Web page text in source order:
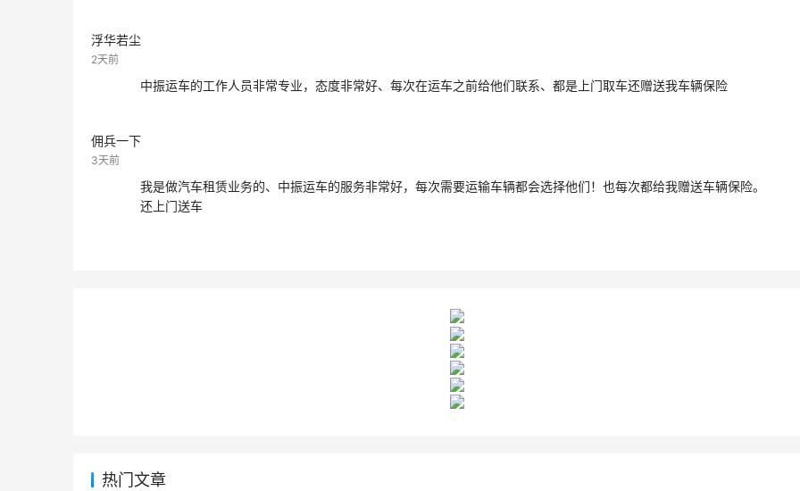
浮华若尘
2天前
中振运车的工作人员非常专业，态度非常好、每次在运车之前给他们联系、都是上门取车还赠送我车辆保险
佣兵一下
3天前
我是做汽车租赁业务的、中振运车的服务非常好，每次需要运输车辆都会选择他们！也每次都给我赠送车辆保险。
还上门送车
热门文章